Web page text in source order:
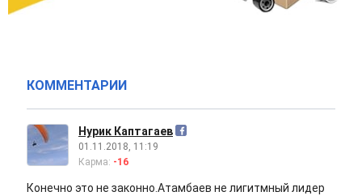
КОММЕНТАРИИ
Нурик Каптагаев
01.11.2018, 11:19
Карма: -16
Конечно это не законно.Атамбаев не лигитмный лидер